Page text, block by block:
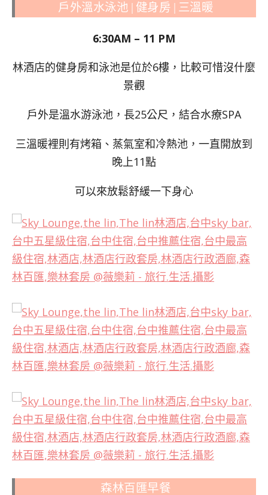
戶外溫水泳池 | 健身房 | 三溫暖
6:30AM – 11 PM
林酒店的健身房和泳池是位於6樓，比較可惜沒什麼
景觀
戶外是溫水游泳池，長25公尺，結合水療SPA
三溫暖裡則有烤箱、蒸氣室和冷熱池，一直開放到
晚上11點
可以來放鬆舒緩一下身心
森林百匯早餐